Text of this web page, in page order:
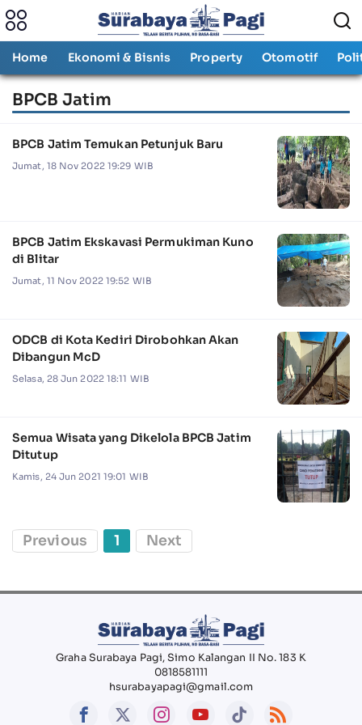
Home Ekonomi & Bisnis Property Otomotif
BPCB Jatim
BPCB Jatim Temukan Petunjuk Baru
Jumat, 18 Nov 2022 19:29 WIB
BPCB Jatim Ekskavasi Permukiman Kuno
di Blitar
Jumat, 11 Nov 2022 19:52 WIB
ODCB di Kota Kediri Dirobohkan Akan
Dibangun McD
Selasa, 28 Jun 2022 18:11 WIB
Semua Wisata yang Dikelola BPCB Jatim
Ditutup
Kamis, 24 Jun 2021 19:01 WIB
Previous 1 Next
Graha Surabaya Pagi, Simo Kalangan II No. 183 K
0818581111
hsurabayapagi@gmail.com